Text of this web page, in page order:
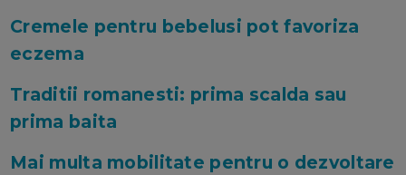
Cremele pentru bebelusi pot favoriza
eczema
Traditii romanesti: prima scalda sau
prima baita
Mai multa mobilitate pentru o dezvoltare